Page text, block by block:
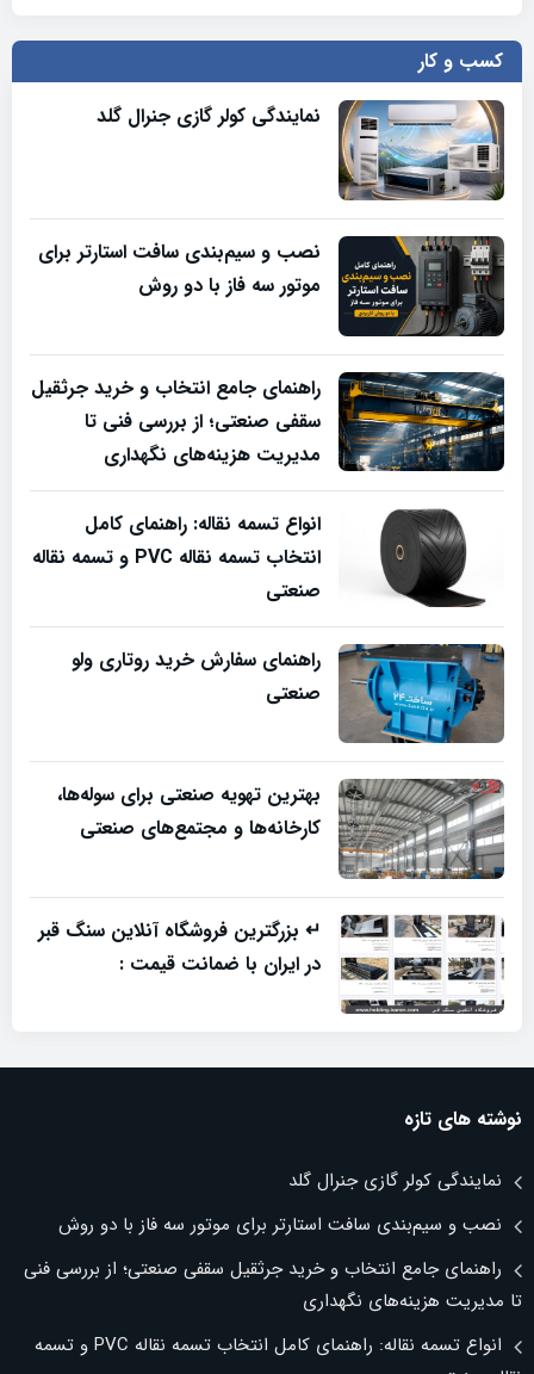
کسب و کار
نمایندگی کولر گازی جنرال گلد
نصب و سیم‌بندی سافت استارتر برای
موتور سه فاز با دو روش
راهنمای جامع انتخاب و خرید جرثقیل
سقفی صنعتی؛ از بررسی فنی تا
مدیریت هزینه‌های نگهداری
انواع تسمه نقاله: راهنمای کامل
انتخاب تسمه نقاله PVC و تسمه نقاله
صنعتی
راهنمای سفارش خرید روتاری ولو
صنعتی
بهترین تهویه صنعتی برای سوله‌ها،
کارخانه‌ها و مجتمع‌های صنعتی
↵ بزرگترین فروشگاه آنلاین سنگ قبر
در ایران با ضمانت قیمت :
نوشته های تازه
نمایندگی کولر گازی جنرال گلد
نصب و سیم‌بندی سافت استارتر برای موتور سه فاز با دو روش
راهنمای جامع انتخاب و خرید جرثقیل سقفی صنعتی؛ از بررسی فنی
تا مدیریت هزینه‌های نگهداری
انواع تسمه نقاله: راهنمای کامل انتخاب تسمه نقاله PVC و تسمه